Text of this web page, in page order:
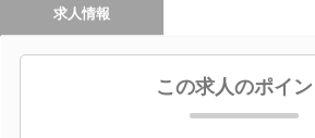
求人情報
この求人のポイン